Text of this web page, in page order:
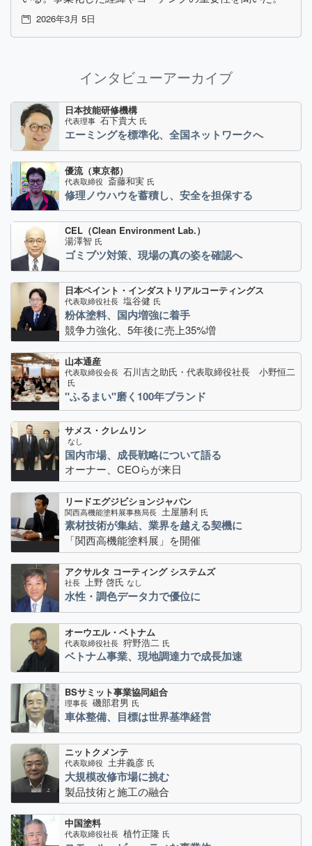
2026年3月 5日
インタビューアーカイブ
日本技能研修機構
代表理事 石下貴大 氏
エーミングを標準化、全国ネットワークへ
優流（東京都）
代表取締役 斎藤和実 氏
修理ノウハウを蓄積し、安全を担保する
CEL（Clean Environment Lab.）
湯澤智 氏
ゴミブツ対策、現場の真の姿を確認へ
日本ペイント・インダストリアルコーティングス
代表取締役社長 塩谷健 氏
粉体塗料、国内増強に着手
競争力強化、5年後に売上35%増
山本通産
代表取締役会長 石川吉之助氏・代表取締役社長 小野恒二
氏
"ふるまい"磨く100年ブランド
サメス・クレムリン
なし
国内市場、成長戦略について語る
オーナー、CEOらが来日
リードエグジビションジャパン
関西高機能塗料展事務局長 土屋勝利 氏
素材技術が集結、業界を越える契機に
「関西高機能塗料展」を開催
アクサルタ コーティング システムズ
社長 上野 啓氏 なし
水性・調色データ力で優位に
オーウエル・ベトナム
代表取締役社長 狩野浩二 氏
ベトナム事業、現地調達力で成長加速
BSサミット事業協同組合
理事長 磯部君男 氏
車体整備、目標は世界基準経営
ニットクメンテ
代表取締役 土井義彦 氏
大規模改修市場に挑む
製品技術と施工の融合
中国塗料
代表取締役社長 植竹正隆 氏